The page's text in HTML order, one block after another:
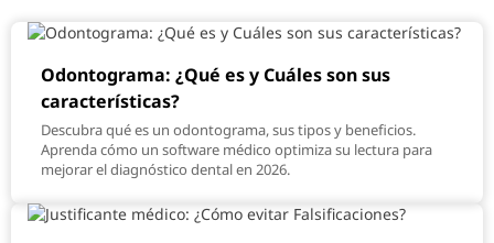
Odontograma: ¿Qué es y Cuáles son sus
características?
Descubra qué es un odontograma, sus tipos y beneficios.
Aprenda cómo un software médico optimiza su lectura para
mejorar el diagnóstico dental en 2026.